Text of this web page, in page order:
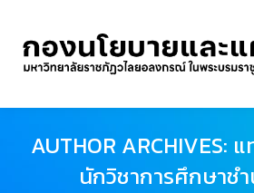
AUTHOR ARCHIVES:
นักวิชาการศึกษาช